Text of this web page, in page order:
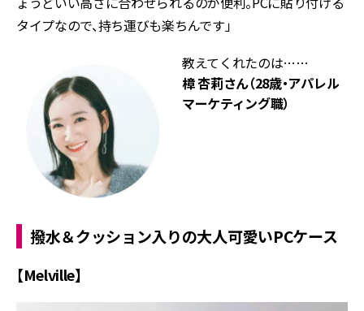
タイプなので、持ち運びも楽ちんです」
教えてくれたのは……
樟 杏莉さん（28歳・アパレル
マーケティング職）
撥水＆クッション入りの大人可愛いPCケース
【Melville】